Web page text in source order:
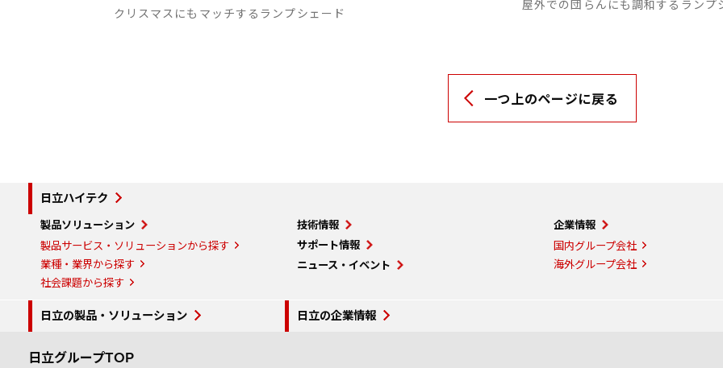
クリスマスにもマッチするランプシェード
屋外での団らんにも調和するランプ
一つ上のページに戻る
日立ハイテク
製品ソリューション
製品サービス・ソリューションから探す
業種・業界から探す
社会課題から探す
技術情報
サポート情報
ニュース・イベント
企業情報
国内グループ会社
海外グループ会社
日立の製品・ソリューション 日立の企業情報
日立グループTOP